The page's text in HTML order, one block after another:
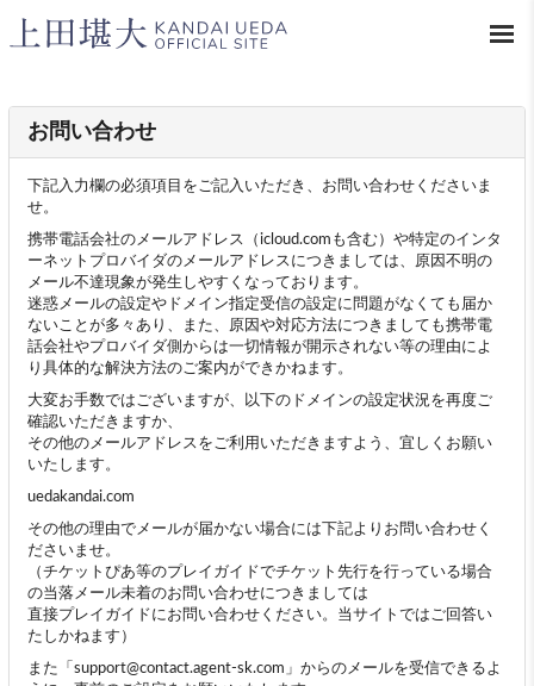
お問い合わせ
下記入力欄の必須項目をご記入いただき、お問い合わせくださいま
せ。
携帯電話会社のメールアドレス（icloud.comも含む）や特定のインタ
ーネットプロバイダのメールアドレスにつきましては、原因不明の
メール不達現象が発生しやすくなっております。
迷惑メールの設定やドメイン指定受信の設定に問題がなくても届か
ないことが多々あり、また、原因や対応方法につきましても携帯電
話会社やプロバイダ側からは一切情報が開示されない等の理由によ
り具体的な解決方法のご案内ができかねます。
大変お手数ではございますが、以下のドメインの設定状況を再度ご
確認いただきますか、
その他のメールアドレスをご利用いただきますよう、宜しくお願い
いたします。
uedakandai.com
その他の理由でメールが届かない場合には下記よりお問い合わせく
ださいませ。
（チケットぴあ等のプレイガイドでチケット先行を行っている場合
の当落メール未着のお問い合わせにつきましては
直接プレイガイドにお問い合わせください。当サイトではご回答い
たしかねます）
また「support@contact.agent-sk.com」からのメールを受信できるよ